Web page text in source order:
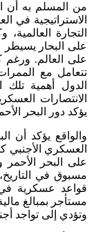
من المسلم به أن
الاستراتيجية في
التجارة
على البحار يسيطر
على العالم. ورغم
تتعامل مع
الدول أهمية
يؤكد دور البحر
والواقع يؤكد أن
العسكري الأجنبي
على البحر
مسبوق في
قواعد عسكرية في
مستأجر بمبالغ
وتؤدي إلى تواجد